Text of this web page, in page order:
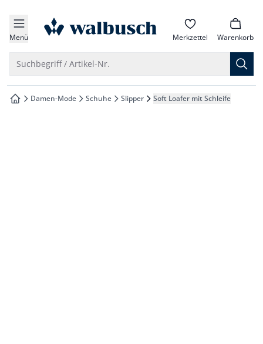
springen
springen
springen
springen
Menü zur Startseite Merkzettel Warenkorb
Suchbegriff / Artikel-Nr.
zur Startseite
Damen-Mode Schuhe Slipper Soft Loafer mit Schleife